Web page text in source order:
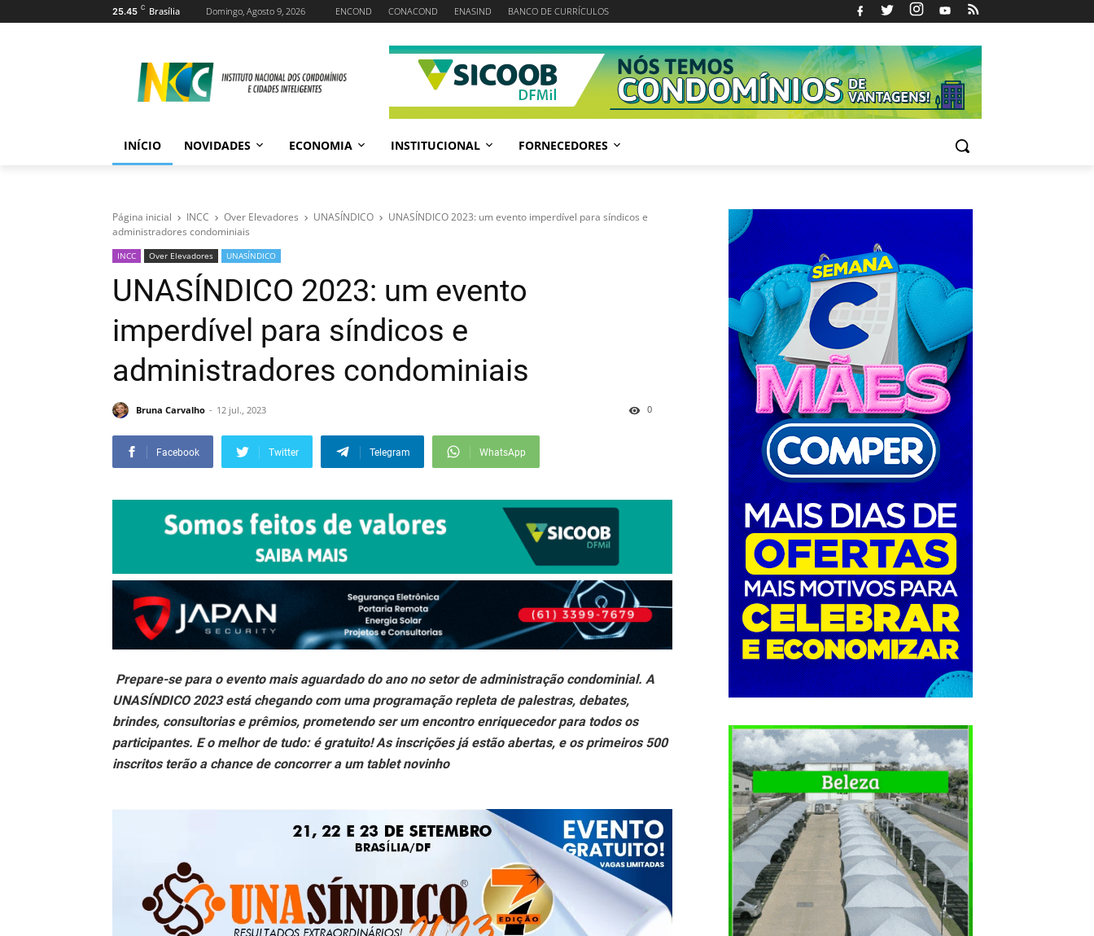
25.45 C Brasília Domingo, Agosto 9, 2026 ENCOND CONACOND ENASIND BANCO DE CURRÍCULOS
INÍCIO NOVIDADES ECONOMIA INSTITUCIONAL FORNECEDORES
Página inicial INCC Over Elevadores UNASÍNDICO
UNASÍNDICO 2023: um evento imperdível para síndicos e
administradores condominiais
INCC Over Elevadores UNASÍNDICO
UNASÍNDICO 2023: um evento
imperdível para síndicos e
administradores condominiais
Bruna Carvalho 12 jul., 2023 0
Facebook Twitter Telegram WhatsApp
Prepare-se para o evento mais aguardado do ano no setor de administração condominial. A
UNASÍNDICO 2023 está chegando com uma programação repleta de palestras, debates,
brindes, consultorias e prêmios, prometendo ser um encontro enriquecedor para todos os
participantes. E o melhor de tudo: é gratuito! As inscrições já estão abertas, e os primeiros 500
inscritos terão a chance de concorrer a um tablet novinho